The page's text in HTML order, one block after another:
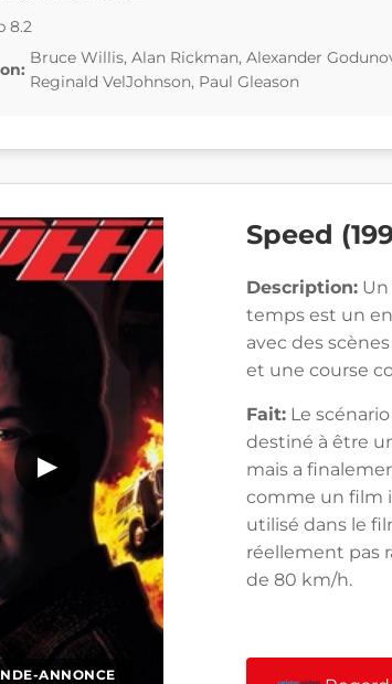
8.2
Bruce Willis, Alan Rickman, Alexander
Reginald VelJohnson, Paul Gleason
ANNONCE
▶
Speed
Description:
temps est un
avec des
et une course
Fait: Le
destiné à être
mais a
comme un film
utilisé dans le
réellement pas
de 80 km/h.